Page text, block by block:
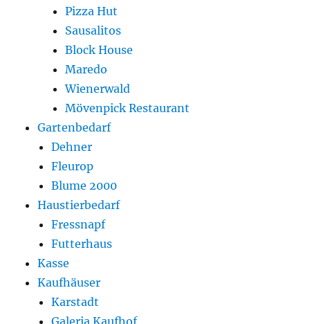
Pizza Hut
Sausalitos
Block House
Maredo
Wienerwald
Mövenpick Restaurant
Gartenbedarf
Dehner
Fleurop
Blume 2000
Haustierbedarf
Fressnapf
Futterhaus
Kasse
Kaufhäuser
Karstadt